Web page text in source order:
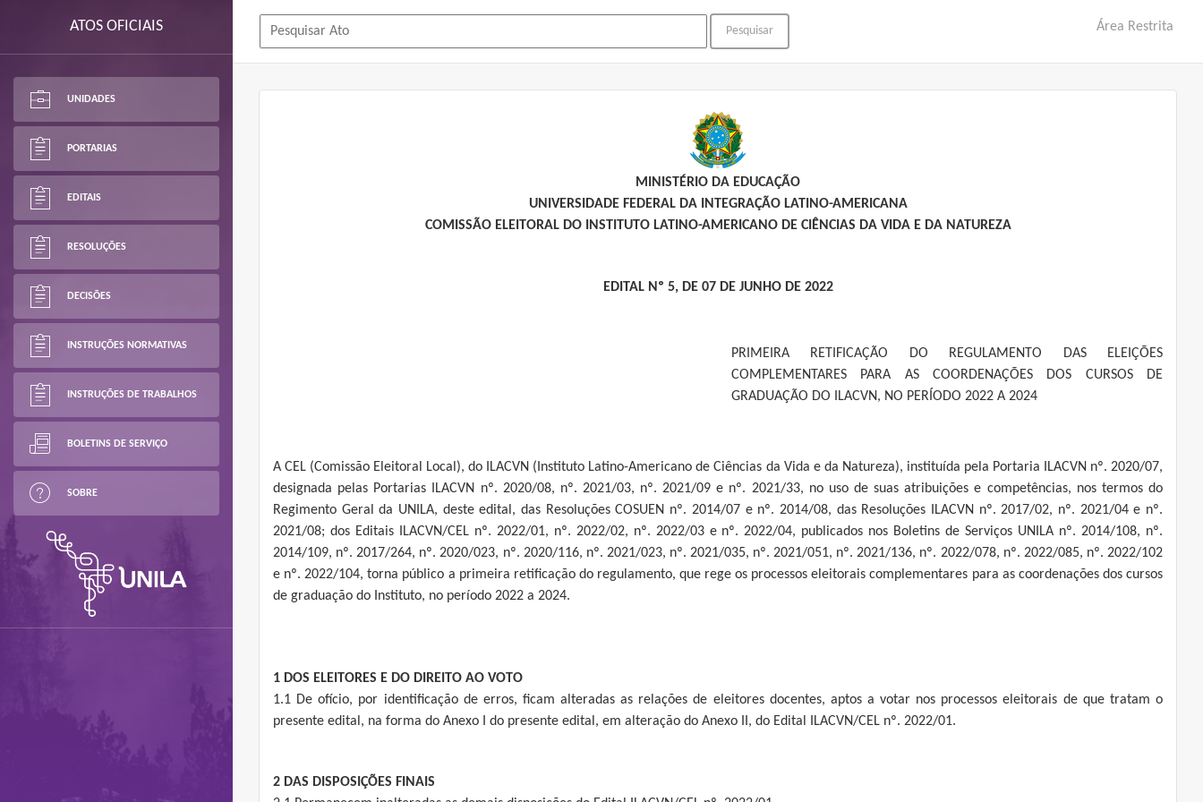
ATOS OFICIAIS
UNIDADES
PORTARIAS
EDITAIS
RESOLUÇÕES
DECISÕES
INSTRUÇÕES NORMATIVAS
INSTRUÇÕES DE TRABALHOS
BOLETINS DE SERVIÇO
SOBRE
Área Restrita
MINISTÉRIO DA EDUCAÇÃO
UNIVERSIDADE FEDERAL DA INTEGRAÇÃO LATINO-AMERICANA
COMISSÃO ELEITORAL DO INSTITUTO LATINO-AMERICANO DE CIÊNCIAS DA VIDA E DA NATUREZA
EDITAL Nº 5, DE 07 DE JUNHO DE 2022
PRIMEIRA RETIFICAÇÃO DO REGULAMENTO DAS ELEIÇÕES
COMPLEMENTARES PARA AS COORDENAÇÕES DOS CURSOS DE
GRADUAÇÃO DO ILACVN, NO PERÍODO 2022 A 2024
A CEL (Comissão Eleitoral Local), do ILACVN (Instituto Latino-Americano de Ciências da Vida e da Natureza), instituída pela Portaria ILACVN nº. 2020/07,
designada pelas Portarias ILACVN nº. 2020/08, nº. 2021/03, nº. 2021/09 e nº. 2021/33, no uso de suas atribuições e competências, nos termos do
Regimento Geral da UNILA, deste edital, das Resoluções COSUEN nº. 2014/07 e nº. 2014/08, das Resoluções ILACVN nº. 2017/02, nº. 2021/04 e nº.
2021/08; dos Editais ILACVN/CEL nº. 2022/01, nº. 2022/02, nº. 2022/03 e nº. 2022/04, publicados nos Boletins de Serviços UNILA nº. 2014/108, nº.
2014/109, nº. 2017/264, nº. 2020/023, nº. 2020/116, nº. 2021/023, nº. 2021/035, nº. 2021/051, nº. 2021/136, nº. 2022/078, nº. 2022/085, nº. 2022/102
e nº. 2022/104, torna público a primeira retificação do regulamento, que rege os processos eleitorais complementares para as coordenações dos cursos
de graduação do Instituto, no período 2022 a 2024.
1 DOS ELEITORES E DO DIREITO AO VOTO
1.1 De ofício, por identificação de erros, ficam alteradas as relações de eleitores docentes, aptos a votar nos processos eleitorais de que tratam o
presente edital, na forma do Anexo I do presente edital, em alteração do Anexo II, do Edital ILACVN/CEL nº. 2022/01.
2 DAS DISPOSIÇÕES FINAIS